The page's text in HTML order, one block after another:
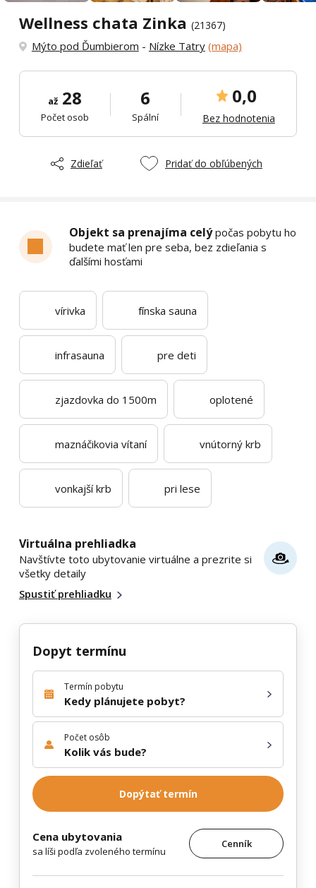
Wellness chata Zinka (21367)
Mýto pod Ďumbierom - Nízke Tatry (mapa)
až 28
Počet osob
6
Spální
0,0
Bez hodnotenia
Zdieľať Pridať do obľúbených
Objekt sa prenajíma celý počas pobytu ho
budete mať len pre seba, bez zdieľania s
ďalšími hosťami
vírivka fínska sauna
infrasauna pre deti
zjazdovka do 1500m oplotené
maznáčikovia vítaní vnútorný krb
vonkajší krb pri lese
Virtuálna prehliadka
Navštívte toto ubytovanie virtuálne a prezrite si
všetky detaily
Spustiť prehliadku
Dopyt termínu
Termín pobytu
Kedy plánujete pobyt?
Počet osôb
Kolik vás bude?
Dopýtať termín
Cena ubytovania
sa líši podľa zvoleného termínu
Cenník